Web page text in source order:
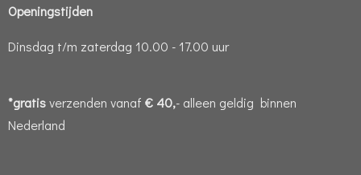
Openingstijden
Dinsdag t/m zaterdag 10.00 - 17.00 uur
*gratisverzenden vanaf € 40,- alleen geldig binnen
Nederland